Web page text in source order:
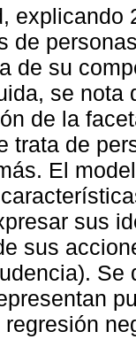
explicando
de
de su
se nota
de la
trata de
El
sus
sus
Se